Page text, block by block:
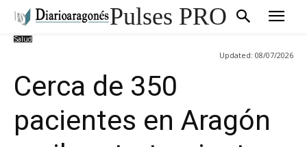
Pulses PRO
Salud
Updated: 08/07/2026
Cerca de 350
pacientes en Aragón